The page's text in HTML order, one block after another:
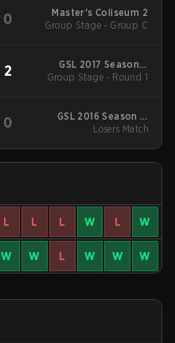
0
Master's Coliseum 2
Group Stage - Group C
2
GSL 2017 Season 3
Group Stage #2
Group Stage - Round 1
0
GSL 2016 Season 2:
Code S Group Stage
Losers Match
L L L W L W
W W L W W W